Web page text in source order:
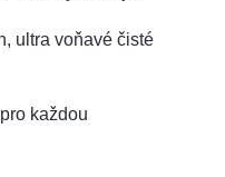
ultra voňavé čisté
každou